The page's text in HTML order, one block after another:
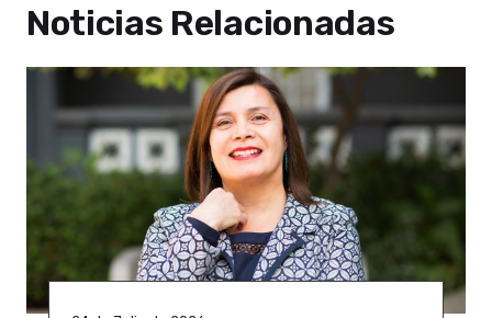
Noticias Relacionadas